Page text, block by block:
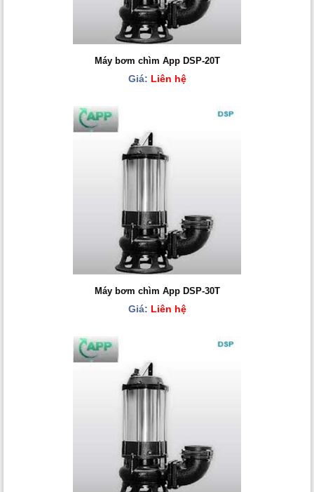
Máy bơm chìm App DSP-20T
Giá: Liên hệ
Máy bơm chìm App DSP-30T
Giá: Liên hệ